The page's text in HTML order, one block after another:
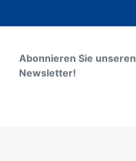
Abonnieren Sie unseren
Newsletter!